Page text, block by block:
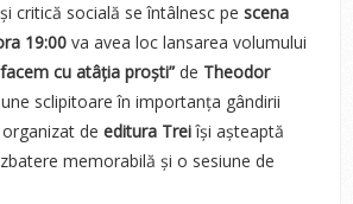
critică socială se întâlnesc pe scena
19:00va avea loc lansarea volumului
cu atâția proști”de Theodor
sclipitoare în importanța gândirii
de editura Treiîși așteaptă
memorabilă și o sesiune de